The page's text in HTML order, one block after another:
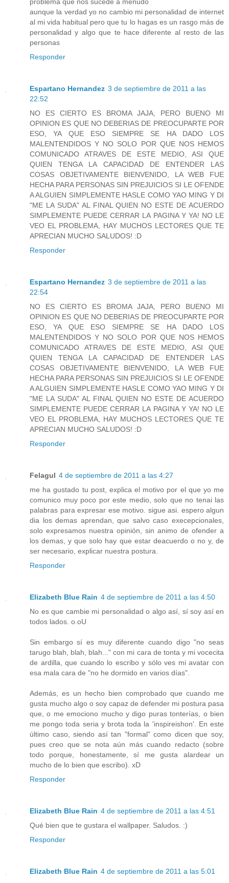
aunque la verdad yo no cambio mi personalidad de internet
al mi vida habitual pero que tu lo hagas es un rasgo más de
personalidad y algo que te hace diferente al resto de las
personas
Responder
Espartano Hernandez 3 de septiembre de 2011 a las
22:52
NO ES CIERTO ES BROMA JAJA, PERO BUENO MI
OPINION ES QUE NO DEBERIAS DE PREOCUPARTE POR
ESO, YA QUE ESO SIEMPRE SE HA DADO LOS
MALENTENDIDOS Y NO SOLO POR QUE NOS HEMOS
COMUNICADO ATRAVES DE ESTE MEDIO, ASI QUE
QUIEN TENGA LA CAPACIDAD DE ENTENDER LAS
COSAS OBJETIVAMENTE BIENVENIDO, LA WEB FUE
HECHA PARA PERSONAS SIN PREJUICIOS SI LE OFENDE
A ALGUIEN SIMPLEMENTE HASLE COMO YAO MING Y DI
"ME LA SUDA" AL FINAL QUIEN NO ESTE DE ACUERDO
SIMPLEMENTE PUEDE CERRAR LA PAGINA Y YA! NO LE
VEO EL PROBLEMA, HAY MUCHOS LECTORES QUE TE
APRECIAN MUCHO SALUDOS! :D
Responder
Espartano Hernandez 3 de septiembre de 2011 a las
22:54
NO ES CIERTO ES BROMA JAJA, PERO BUENO MI
OPINION ES QUE NO DEBERIAS DE PREOCUPARTE POR
ESO, YA QUE ESO SIEMPRE SE HA DADO LOS
MALENTENDIDOS Y NO SOLO POR QUE NOS HEMOS
COMUNICADO ATRAVES DE ESTE MEDIO, ASI QUE
QUIEN TENGA LA CAPACIDAD DE ENTENDER LAS
COSAS OBJETIVAMENTE BIENVENIDO, LA WEB FUE
HECHA PARA PERSONAS SIN PREJUICIOS SI LE OFENDE
A ALGUIEN SIMPLEMENTE HASLE COMO YAO MING Y DI
"ME LA SUDA" AL FINAL QUIEN NO ESTE DE ACUERDO
SIMPLEMENTE PUEDE CERRAR LA PAGINA Y YA! NO LE
VEO EL PROBLEMA, HAY MUCHOS LECTORES QUE TE
APRECIAN MUCHO SALUDOS! :D
Responder
Felagul 4 de septiembre de 2011 a las 4:27
me ha gustado tu post, explica el motivo por el que yo me
comunico muy poco por este medio, solo que no tenai las
palabras para expresar ese motivo. sigue asi. espero algun
dia los demas aprendan, que salvo caso execepcionales,
solo expresamos nuestra opinión, sin animo de ofender a
los demas, y que solo hay que estar deacuerdo o no y, de
ser necesario, explicar nuestra postura.
Responder
Elizabeth Blue Rain 4 de septiembre de 2011 a las 4:50
No es que cambie mi personalidad o algo así, sí soy así en
todos lados. o.oU
Sin embargo sí es muy diferente cuando digo "no seas
tarugo blah, blah, blah..." con mi cara de tonta y mi vocecita
de ardilla, que cuando lo escribo y sólo ves mi avatar con
esa mala cara de "no he dormido en varios días".
Además, es un hecho bien comprobado que cuando me
gusta mucho algo o soy capaz de defender mi postura pasa
que, o me emociono mucho y digo puras tonterías, o bien
me pongo toda seria y brota toda la 'inspireishon'. En este
último caso, siendo así tan "formal" como dicen que soy,
pues creo que se nota aún más cuando redacto (sobre
todo porque, honestamente, sí me gusta alardear un
mucho de lo bien que escribo). xD
Responder
Elizabeth Blue Rain 4 de septiembre de 2011 a las 4:51
Qué bien que te gustara el wallpaper. Saludos. :)
Responder
Elizabeth Blue Rain 4 de septiembre de 2011 a las 5:01